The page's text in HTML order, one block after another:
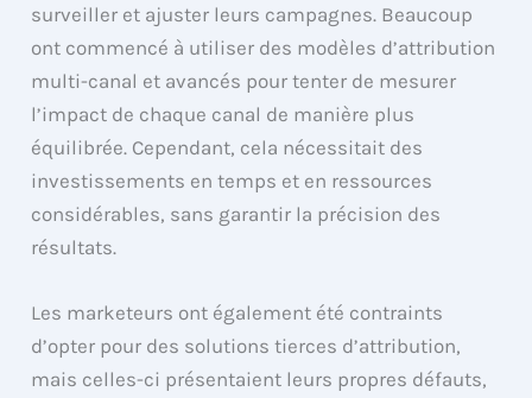
surveiller et ajuster leurs campagnes. Beaucoup
ont commencé à utiliser des modèles d’attribution
multi-canal et avancés pour tenter de mesurer
l’impact de chaque canal de manière plus
équilibrée. Cependant, cela nécessitait des
investissements en temps et en ressources
considérables, sans garantir la précision des
résultats.
Les marketeurs ont également été contraints
d’opter pour des solutions tierces d’attribution,
mais celles-ci présentaient leurs propres défauts,